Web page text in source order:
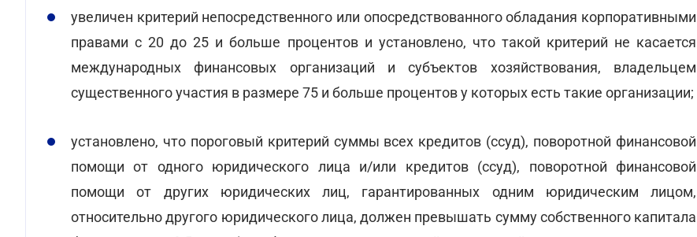
увеличен критерий непосредственного или опосредствованного обладания корпоративными
правами с 20 до 25 и больше процентов и установлено, что такой критерий не касается
международных финансовых организаций и субъектов хозяйствования, владельцем
существенного участия в размере 75 и больше процентов у которых есть такие организации;
установлено, что пороговый критерий суммы всех кредитов (ссуд), поворотной финансовой
помощи от одного юридического лица и/или кредитов (ссуд), поворотной финансовой
помощи от других юридических лиц, гарантированных одним юридическим лицом,
относительно другого юридического лица, должен превышать сумму собственного капитала